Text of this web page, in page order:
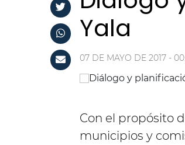
Yala
07 DE MAYO DE 2017 -
Con el propósito
municipios y